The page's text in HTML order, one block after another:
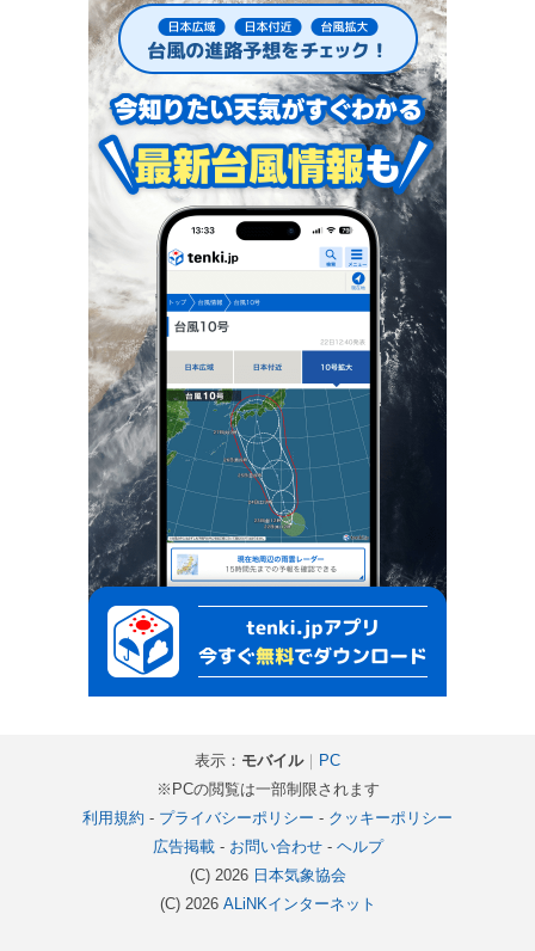
表示： モバイル｜ PC
※PCの閲覧は一部制限されます
利用規約 - プライバシーポリシー - クッキーポリシー
広告掲載- お問い合わせ- ヘルプ
(C) 2026 日本気象協会
(C) 2026 ALiNKインターネット